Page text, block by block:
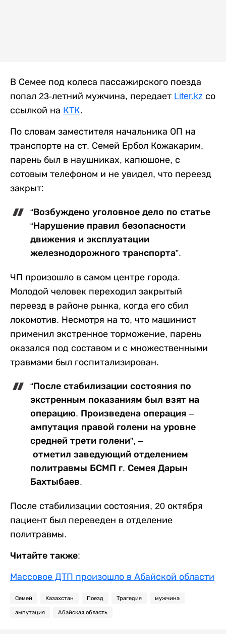
В Семее под колеса пассажирского поезда
попал 23-летний мужчина, передает Liter.kz со
ссылкой на КТК.
По словам заместителя начальника ОП на
транспорте на ст. Семей Ербол Кожакарим,
парень был в наушниках, капюшоне, с
сотовым телефоном и не увидел, что переезд
закрыт:
“Возбуждено уголовное дело по статье
“Нарушение правил безопасности
движения и эксплуатации
железнодорожного транспорта”.
ЧП произошло в самом центре города.
Молодой человек переходил закрытый
переезд в районе рынка, когда его сбил
локомотив. Несмотря на то, что машинист
применил экстренное торможение, парень
оказался под составом и с множественными
травмами был госпитализирован.
“После стабилизации состояния по
экстренным показаниям был взят на
операцию. Произведена операция –
ампутация правой голени на уровне
средней трети голени”, –
отметил заведующий отделением
политравмы БСМП г. Семея Дарын
Бахтыбаев.
После стабилизации состояния, 20 октября
пациент был переведен в отделение
политравмы.
Читайте также:
Массовое ДТП произошло в Абайской области
Семей Казахстан Поезд Трагедия мужчина
ампутация Абайская область